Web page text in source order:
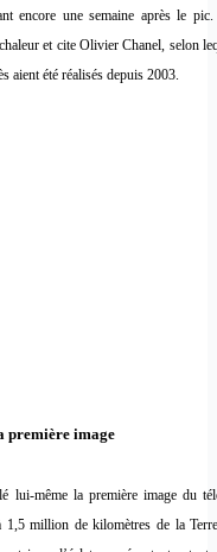
encore une semaine après le
et cite Olivier Chanel, selon
aient été réalisés depuis 2003.
première image
lui-même la première image du
million de kilomètres de la